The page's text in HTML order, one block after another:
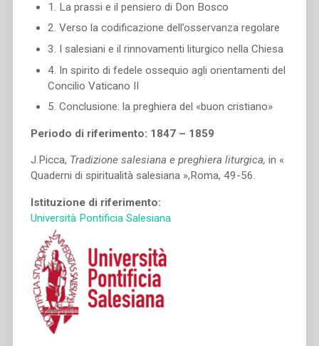
1. La prassi e il pensiero di Don Bosco
2. Verso la codificazione dell’osservanza regolare
3. I salesiani e il rinnovamenti liturgico nella Chiesa
4. In spirito di fedele ossequio agli orientamenti del
Concilio Vaticano II
5. Conclusione: la preghiera del «buon cristiano»
Periodo di riferimento: 1847 – 1859
J.Picca, Tradizione salesiana e preghiera liturgica, in «
Quaderni di spiritualità salesiana »,Roma, 49-56.
Istituzione di riferimento:
Università Pontificia Salesiana